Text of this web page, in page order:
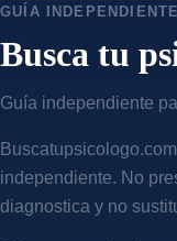
GUÍA INDEPENDIENTE
Busca tu
Guía independiente
independiente. No
diagnostica y no